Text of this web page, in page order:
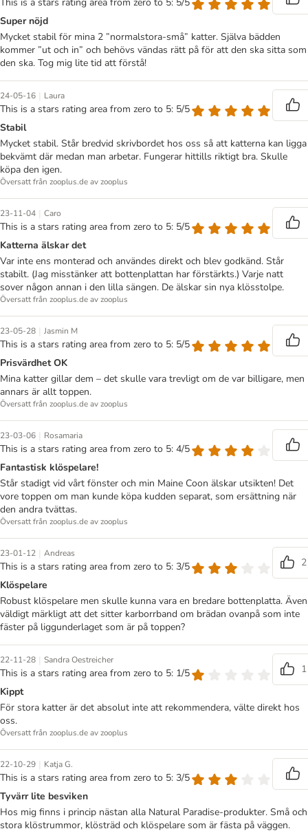
Super nöjd
Mycket stabil för mina 2 ”normalstora-små” katter. Själva bädden
kommer ”ut och in” och behövs vändas rätt på för att den ska sitta som
den ska. Tog mig lite tid att förstå!
24-05-16 | Laura
This is a stars rating area from zero to 5: 5/5
Stabil
Mycket stabil. Står bredvid skrivbordet hos oss så att katterna kan ligga
bekvämt där medan man arbetar. Fungerar hittills riktigt bra. Skulle
köpa den igen.
Översatt från zooplus.de av zooplus
23-11-04 | Caro
This is a stars rating area from zero to 5: 5/5
Katterna älskar det
Var inte ens monterad och användes direkt och blev godkänd. Står
stabilt. (Jag misstänker att bottenplattan har förstärkts.) Varje natt
sover någon annan i den lilla sängen. De älskar sin nya klösstolpe.
Översatt från zooplus.de av zooplus
23-05-28 | Jasmin M
This is a stars rating area from zero to 5: 5/5
Prisvärdhet OK
Mina katter gillar dem – det skulle vara trevligt om de var billigare, men
annars är allt toppen.
Översatt från zooplus.de av zooplus
23-03-06 | Rosamaria
This is a stars rating area from zero to 5: 4/5
Fantastisk klöspelare!
Står stadigt vid vårt fönster och min Maine Coon älskar utsikten! Det
vore toppen om man kunde köpa kudden separat, som ersättning när
den andra tvättas.
Översatt från zooplus.de av zooplus
23-01-12 | Andreas
This is a stars rating area from zero to 5: 3/5
2
Klöspelare
Robust klöspelare men skulle kunna vara en bredare bottenplatta. Även
väldigt märkligt att det sitter karborrband om brädan ovanpå som inte
fäster på liggunderlaget som är på toppen?
22-11-28 | Sandra Oestreicher
This is a stars rating area from zero to 5: 1/5
1
Kippt
För stora katter är det absolut inte att rekommendera, välte direkt hos
oss.
Översatt från zooplus.de av zooplus
22-10-29 | Katja G.
This is a stars rating area from zero to 5: 3/5
Tyvärr lite besviken
Hos mig finns i princip nästan alla Natural Paradise-produkter. Små och
stora klöstrummor, klösträd och klöspelare som är fästa på väggen.